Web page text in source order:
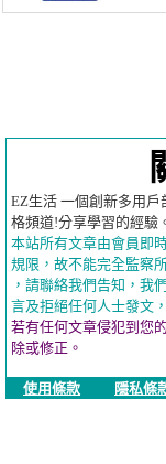
EZ生活 一個創新多用
格頻道!分享學習的經驗
本站所有文章由會員即
規限，故不能完全監察
，請聯絡我們告知，我
言及拒絕任何人士發文
若有任何文章侵犯到您
除或修正。
使用條款 隱私條